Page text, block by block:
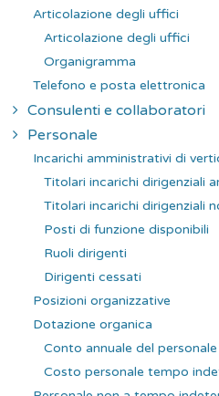
Articolazione degli uffici
Articolazione degli uffici
Organigramma
Telefono e posta elettronica
Consulenti e collaboratori
Personale
Incarichi amministrativi di
Titolari incarichi dirigenziali
Titolari incarichi dirigenziali
Posti di funzione disponibili
Ruoli dirigenti
Dirigenti cessati
Posizioni organizzative
Dotazione organica
Conto annuale del personale
Costo personale tempo